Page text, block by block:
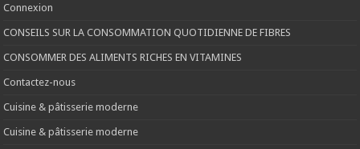
Connexion
CONSEILS SUR LA CONSOMMATION QUOTIDIENNE DE FIBRES
CONSOMMER DES ALIMENTS RICHES EN VITAMINES
Contactez-nous
Cuisine & pâtisserie moderne
Cuisine & pâtisserie moderne